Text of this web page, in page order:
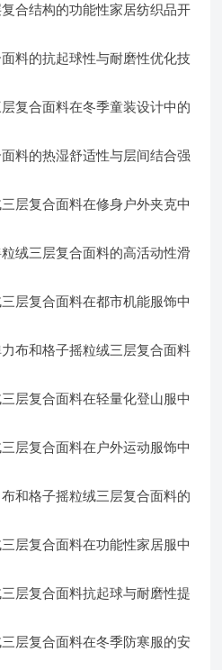
合结构的功能性家居纺织品开
料的抗起球性与耐磨性优化技
复合面料在冬季童装设计中的
料的热湿舒适性与层间结合强
层复合面料在修身户外夹克中
绒三层复合面料的高活动性滑
层复合面料在都市机能服饰中
布和格子摇粒绒三层复合面料
层复合面料在轻量化登山服中
层复合面料在户外运动服饰中
和格子摇粒绒三层复合面料的
层复合面料在功能性家居服中
层复合面料抗起球与耐磨性提
层复合面料在冬季防寒服的安